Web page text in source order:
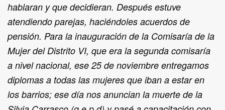
hablaran y que decidieran. Después estuve
atendiendo parejas, haciéndoles acuerdos de
pensión. Para la inauguración de la Comisaría de la
Mujer del Distrito VI, que era la segunda comisaría
a nivel nacional, ese 25 de noviembre entregamos
diplomas a todas las mujeres que iban a estar en
los barrios; ese día nos anuncian la muerte de la